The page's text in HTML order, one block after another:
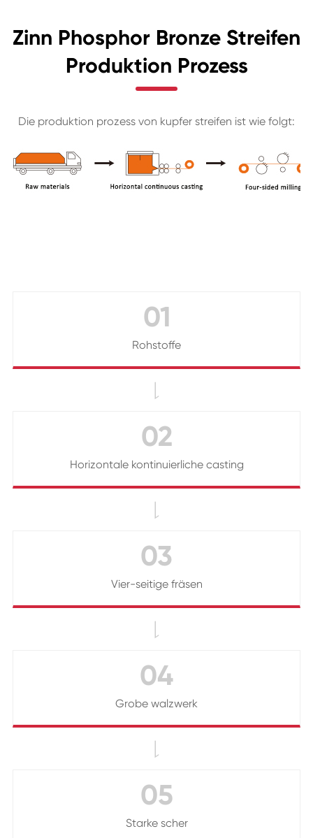
Zinn Phosphor Bronze Streifen
Produktion Prozess
Die produktion prozess von kupfer streifen ist wie folgt:
01
Rohstoffe

02
Horizontale kontinuierliche casting

03
Vier-seitige fräsen

04
Grobe walzwerk

05
Starke scher